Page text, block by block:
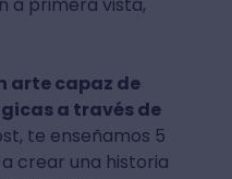
arte capaz de
a través de
te enseñamos 5
crear una historia